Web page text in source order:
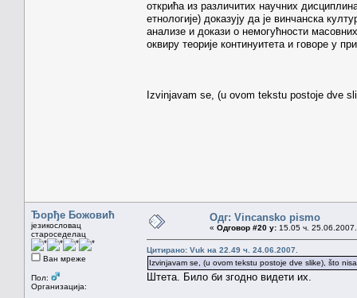
открића из различитих научних
етнологије) доказују да је винчанска
анализе и докази о немогућности
оквиру теорије континуитета и говоре у
Izvinjavam se, (u ovom tekstu postoje dve
Ђорђе Божовић
језикословац
староседелац
Ван мреже
Пол:
Организација:
Одг: Vincansko pismo
« Одговор #20 у: 15.05 ч.
Цитирано: Vuk на 22.49 ч. 24.06.2007.
Izvinjavam se, (u ovom tekstu postoje dve slike), što
Штета. Било би згодно видети их.